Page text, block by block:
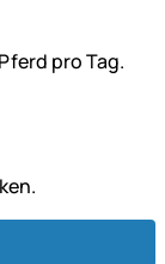
pro Tag.